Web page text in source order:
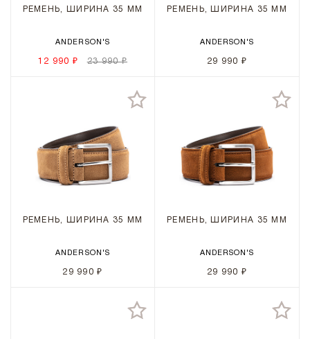
РЕМЕНЬ, ШИРИНА 35 ММ
ANDERSON'S
12 990 ₽ 23 990 ₽
РЕМЕНЬ, ШИРИНА 35 ММ
ANDERSON'S
29 990 ₽
РЕМЕНЬ, ШИРИНА 35 ММ
ANDERSON'S
29 990 ₽
РЕМЕНЬ, ШИРИНА 35 ММ
ANDERSON'S
29 990 ₽